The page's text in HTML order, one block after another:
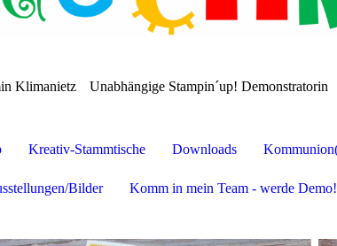
Klimanietz Unabhängige Stampin´up! Demonstratorin
Kreativ-Stammtische Downloads
Bilder Komm in mein Team - werde Demo!